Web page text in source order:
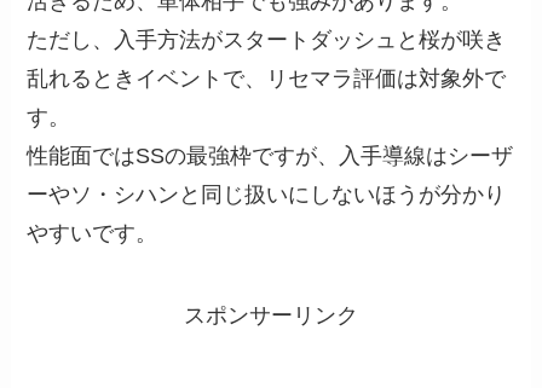
ただし、入手方法がスタートダッシュと桜が咲き
乱れるときイベントで、リセマラ評価は対象外で
す。
性能面ではSSの最強枠ですが、入手導線はシーザ
ーやソ・シハンと同じ扱いにしないほうが分かり
やすいです。
スポンサーリンク